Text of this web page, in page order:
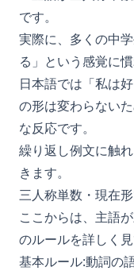
です。
実際に、多くの中
る」という感覚に
日本語では「私は
の形は変わらない
な反応です。
繰り返し例文に触
きます。
三人称単数・現在
ここからは、主語
のルールを詳しく見
基本ルール:動詞の